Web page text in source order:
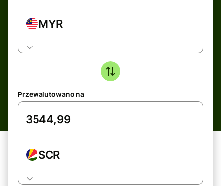
MYR
Przewalutowano na
SCR